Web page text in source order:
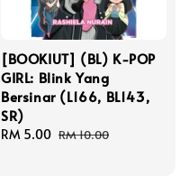
[BOOKIUT] (BL) K-POP
GIRL: Blink Yang
Bersinar (L166, BL143,
SR)
Sale
RM 5.00 Regular
RM 10.00